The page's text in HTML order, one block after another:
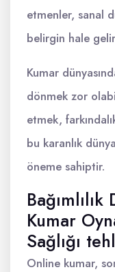
etmenler, sanal
belirgin hale
Kumar
dönmek zor
etmek,
bu karanlık
öneme sahiptir.
Kumar
Sağlığı
Online kumar,